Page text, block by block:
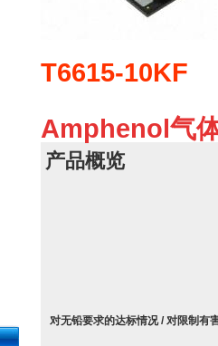
T6615-10KF
Amphenol气
产品概览
对无铅要求的达标情况 / 对限制有